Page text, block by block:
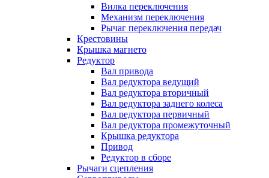
Вилка переключения
Механизм переключения
Рычаг переключения передач
Крестовины
Крышка магнето
Редуктор
Вал привода
Вал редуктора ведущий
Вал редуктора вторичный
Вал редуктора заднего колеса
Вал редуктора первичный
Вал редуктора промежуточный
Крышка редуктора
Привод
Редуктор в сборе
Рычаги сцепления